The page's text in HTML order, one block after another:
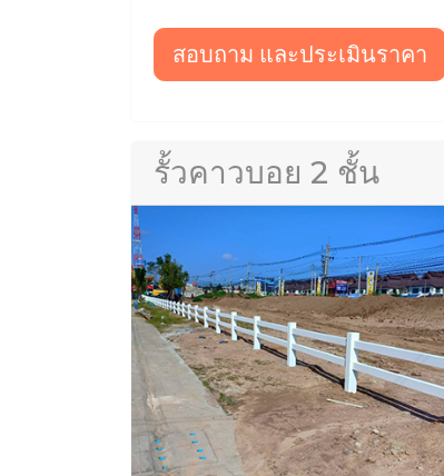
สอบถาม และประเมินราคา
รั้วคาวบอย 2 ชั้น